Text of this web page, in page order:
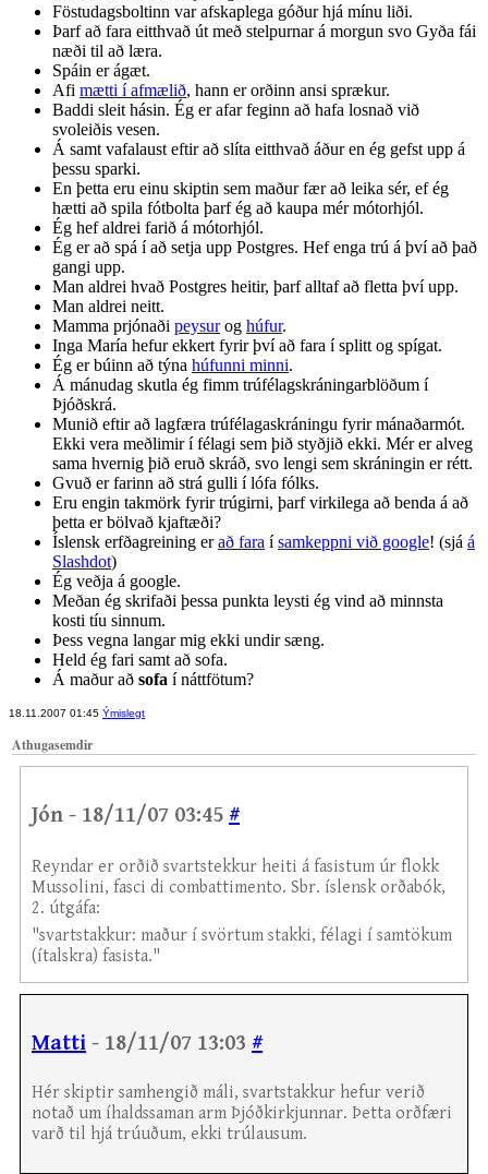
Föstudagsboltinn var afskaplega góður hjá mínu liði.
Þarf að fara eitthvað út með stelpurnar á morgun svo Gyða fái
næði til að læra.
Spáin er ágæt.
Afi mætti í afmælið, hann er orðinn ansi sprækur.
Baddi sleit hásin. Ég er afar feginn að hafa losnað við
svoleiðis vesen.
Á samt vafalaust eftir að slíta eitthvað áður en ég gefst upp á
þessu sparki.
En þetta eru einu skiptin sem maður fær að leika sér, ef ég
hætti að spila fótbolta þarf ég að kaupa mér mótorhjól.
Ég hef aldrei farið á mótorhjól.
Ég er að spá í að setja upp Postgres. Hef enga trú á því að það
gangi upp.
Man aldrei hvað Postgres heitir, þarf alltaf að fletta því upp.
Man aldrei neitt.
Mamma prjónaði peysurog húfur.
Inga María hefur ekkert fyrir því að fara í splitt og spígat.
Ég er búinn að týna húfunni minni.
Á mánudag skutla ég fimm trúfélagskráningarblöðum í
Þjóðskrá.
Munið eftir að lagfæra trúfélagaskráningu fyrir mánaðarmót.
Ekki vera meðlimir í félagi sem þið styðjið ekki. Mér er alveg
sama hvernig þið eruð skráð, svo lengi sem skráningin er rétt.
Gvuð er farinn að strá gulli í lófa fólks.
Eru engin takmörk fyrir trúgirni, þarf virkilega að benda á að
þetta er bölvað kjaftæði?
Íslensk erfðagreining erað fara í samkeppni við google! (sjá á
Slashdot)
Ég veðja á google.
Meðan ég skrifaði þessa punkta leysti ég vind að minnsta
kosti tíu sinnum.
Þess vegna langar mig ekki undir sæng.
Held ég fari samt að sofa.
Á maður að sofa í náttfötum?
18.11.2007 01:45 Ýmislegt
Athugasemdir
Jón - 18/11/07 03:45 #
Reyndar er orðið svartstekkur heiti á fasistum úr flokk
Mussolini, fasci di combattimento. Sbr. íslensk orðabók,
2. útgáfa:
"svartstakkur: maður í svörtum stakki, félagi í samtökum
(ítalskra) fasista."
Matti - 18/11/07 13:03 #
Hér skiptir samhengið máli, svartstakkur hefur verið
notað um íhaldssaman arm Þjóðkirkjunnar. Þetta orðfæri
varð til hjá trúuðum, ekki trúlausum.